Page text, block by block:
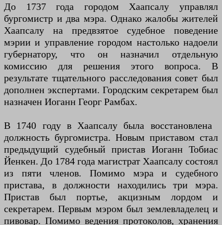
До 1737 года городом Хаапсалу управлял
бургомистр и два мэра. Однако жалобы жителей
Хаапсалу на предвзятое судебное поведение
мэрии и управление городом настолько надоели
губернатору, что он назначил отдельную
комиссию для решения этого вопроса. В
результате тщательного расследования совет был
дополнен экспертами. Городским секретарем был
назначен Иоганн Георг Рамбах.
В 1740 году в Хаапсалу была восстановлена ​​
должность бургомистра. Новым приставом стал
предыдущий судебный пристав Иоганн Тобиас
Йенкен. До 1784 года магистрат Хаапсалу состоял
из пяти членов. Помимо мэра и судебного
пристава, в должности находились три мэра.
Пристав был портье, акцизным лордом и
секретарем. Первым мэром был землевладелец и
пивовар. Помимо ведения протоколов, хранения